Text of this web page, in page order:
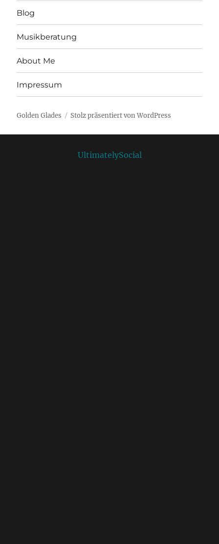
Blog
Musikberatung
About Me
Impressum
Golden Glades Stolz präsentiert von WordPress
UltimatelySocial